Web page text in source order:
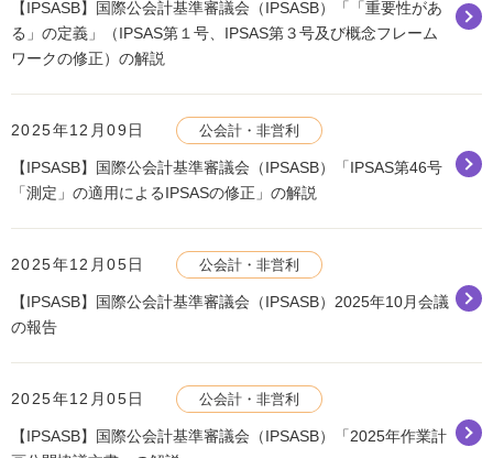
【IPSASB】国際公会計基準審議会（IPSASB）「「重要性があ
る」の定義」（IPSAS第１号、IPSAS第３号及び概念フレーム
ワークの修正）の解説
2025年12月09日 公会計・非営利
【IPSASB】国際公会計基準審議会（IPSASB）「IPSAS第46号
「測定」の適用によるIPSASの修正」の解説
2025年12月05日 公会計・非営利
【IPSASB】国際公会計基準審議会（IPSASB）2025年10月会議
の報告
2025年12月05日 公会計・非営利
【IPSASB】国際公会計基準審議会（IPSASB）「2025年作業計